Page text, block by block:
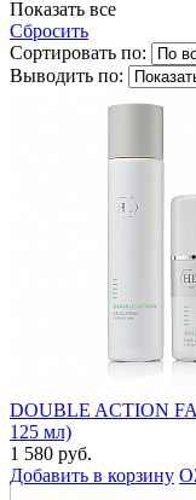
Показать все
Сбросить
Сортировать по:
Выводить по:
DOUBLE ACTION
125 мл)
1 580 руб.
Добавить в корзину